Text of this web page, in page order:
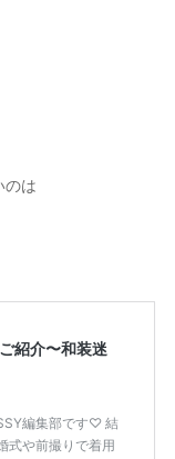
のは
紹介〜和装迷
編集部です♡ 結
式や前撮りで着用